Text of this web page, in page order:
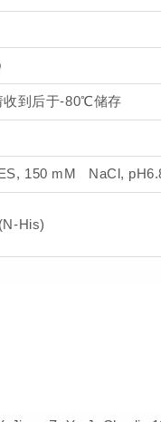
收到后于-80℃储存
150 mM NaCl,
His)